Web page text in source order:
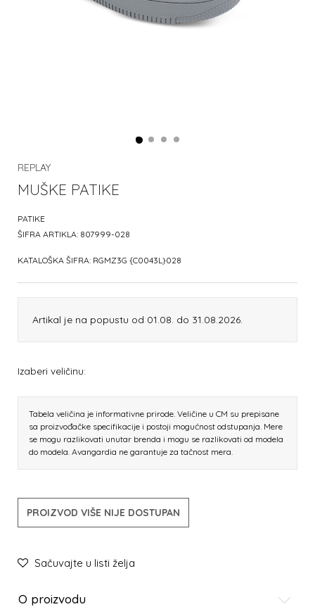
REPLAY
MUŠKE PATIKE
PATIKE
ŠIFRA ARTIKLA: 807999-028
KATALOŠKA ŠIFRA: RGMZ3G {C0043L}028
Artikal je na popustu od 01.08. do 31.08.2026.
Izaberi veličinu:
Tabela veličina je informativne prirode. Veličine u CM su prepisane
sa proizvođačke specifikacije i postoji mogućnost odstupanja. Mere
se mogu razlikovati unutar brenda i mogu se razlikovati od modela
do modela. Avangardia ne garantuje za tačnost mera.
PROIZVOD VIŠE NIJE DOSTUPAN
Sačuvajte u listi želja
O proizvodu